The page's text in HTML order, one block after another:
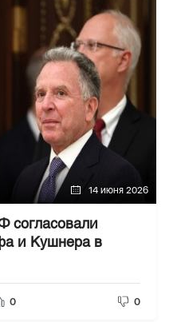
14 июня 2026
согласовали
и Кушнера в
0 0